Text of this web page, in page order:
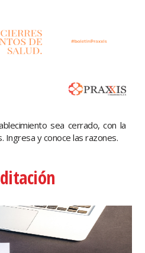
sea cerrado, con la
Ingresa y conoce las razones.